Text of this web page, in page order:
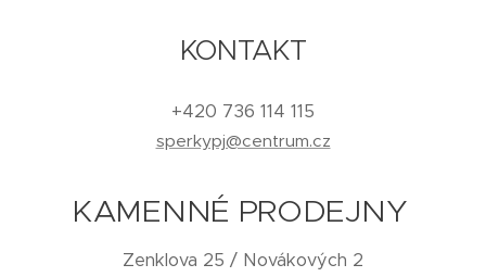
KONTAKT
+420 736 114 115
sperkypj@centrum.cz
KAMENNÉ PRODEJNY
Zenklova 25 / Novákových 2